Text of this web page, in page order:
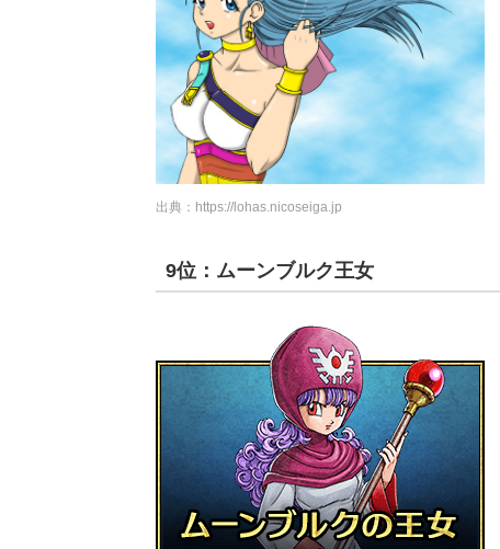
出典： https://lohas.nicoseiga.jp
9位：ムーンブルク王女